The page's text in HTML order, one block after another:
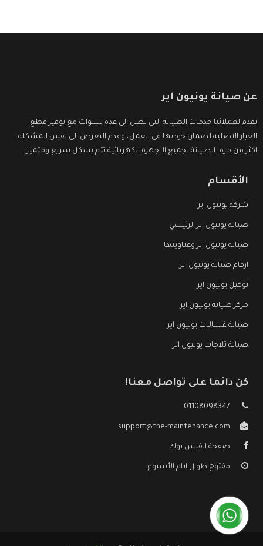
عن صيانة يونيون اير
نقدم لعملائنا خدمات الصيانة التى تصل الى عدة سنوات مع توفير قطع
الغيار الاصلية لضمان جودتها فى العمل، وعدم التعرض الى نفس المشكلة
اكثر من مرة، الصيانة لجميع الاجهزة الكهربائية تتم بشكل سريع ومتميز.
الأقسام
شركة يونيون اير
صيانة يونيون اير الرئيسي
صيانة يونيون اير وعناوينها
ارقام صيانة يونيون اير
توكيل يونيون اير
مركز صيانة يونيون اير
صيانة غسالات يونيون اير
صيانة ثلاجات يونيون اير
كن دائما على تواصل معنا!
01108098347
support@the-maintenance.com
صفحة الفيس بوك
مفتوح طوال ايام الأسبوع